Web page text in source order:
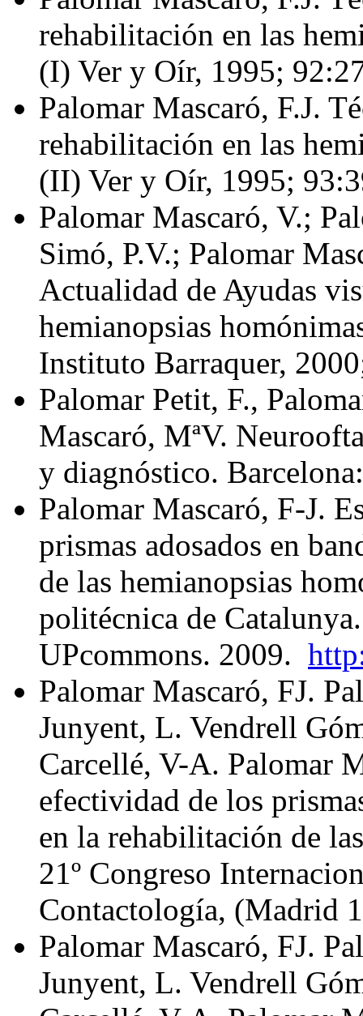
rehabilitación en las
(I) Ver y Oír, 1995;
Palomar Mascaró, F.J.
rehabilitación en las
(II) Ver y Oír, 1995;
Palomar Mascaró, V.;
Simó, P.V.; Palomar
Actualidad de Ayudas
hemianopsias
Instituto Barraquer,
Palomar Petit, F.,
Mascaró, MªV.
y diagnóstico.
Palomar Mascaró, F-J.
prismas adosados en
de las hemianopsias
politécnica de
UPcommons. 2009.
Palomar Mascaró, FJ.
Junyent, L. Vendrell
Carcellé, V-A. Palomar
efectividad de los
en la rehabilitación de
21º Congreso
Contactología, (Madrid
Palomar Mascaró, FJ.
Junyent, L. Vendrell